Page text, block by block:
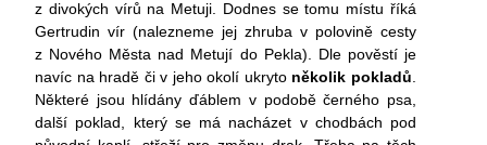
z divokých vírů na Metuji. Dodnes se tomu místu říká
Gertrudin vír (nalezneme jej zhruba v polovině cesty
z Nového Města nad Metují do Pekla). Dle pověstí je
navíc na hradě či v jeho okolí ukrytoněkolik pokladů
Některé jsou hlídány ďáblem v podobě černého psa,
další poklad, který se má nacházet v chodbách pod